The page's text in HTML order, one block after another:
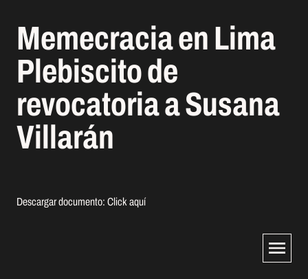
Memecracia en Lima
Plebiscito de
revocatoria a Susana
Villarán
Descargar documento: Click aquí